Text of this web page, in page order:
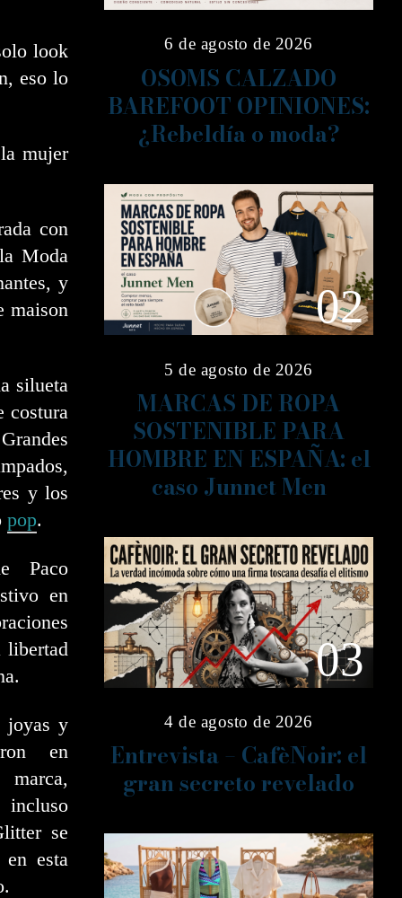
look
eso lo
mujer
con
Moda
y
maison
silueta
costura
y los
pop.
Paco
en
libertad
joyas y
en
se
esta
6 de agosto de 2026
OSOMS CALZADO
BAREFOOT OPINIONES:
¿Rebeldía o moda?
02
5 de agosto de 2026
MARCAS DE ROPA
SOSTENIBLE PARA
HOMBRE EN ESPAÑA: el
caso Junnet Men
03
4 de agosto de 2026
Entrevista – CafèNoir: el
gran secreto revelado